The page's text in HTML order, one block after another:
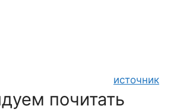
источник
почитать